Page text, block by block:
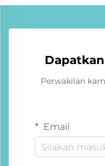
Perwakilan
Email